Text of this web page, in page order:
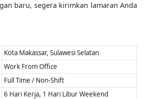
baru, segera kirimkan lamaran Anda
Kota Makassar, Sulawesi Selatan
Work From Office
Full Time / Non-Shift
6 Hari Kerja, 1 Hari Libur Weekend